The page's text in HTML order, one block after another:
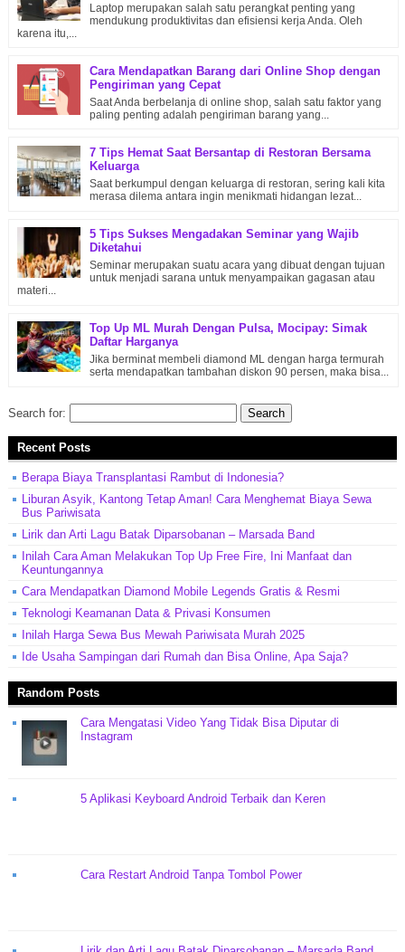
Laptop merupakan salah satu perangkat penting yang
mendukung produktivitas dan efisiensi kerja Anda. Oleh
karena itu,...
Cara Mendapatkan Barang dari Online Shop dengan
Pengiriman yang Cepat
Saat Anda berbelanja di online shop, salah satu faktor yang
paling penting adalah pengiriman barang yang...
7 Tips Hemat Saat Bersantap di Restoran Bersama
Keluarga
Saat berkumpul dengan keluarga di restoran, sering kali kita
merasa dilema antara ingin menikmati hidangan lezat...
5 Tips Sukses Mengadakan Seminar yang Wajib
Diketahui
Seminar merupakan suatu acara yang dibuat dengan tujuan
untuk menjadi sarana untuk menyampaikan gagasan atau
materi...
Top Up ML Murah Dengan Pulsa, Mocipay: Simak
Daftar Harganya
Jika berminat membeli diamond ML dengan harga termurah
serta mendapatkan tambahan diskon 90 persen, maka bisa...
Search for:
Recent Posts
Berapa Biaya Transplantasi Rambut di Indonesia?
Liburan Asyik, Kantong Tetap Aman! Cara Menghemat Biaya Sewa
Bus Pariwisata
Lirik dan Arti Lagu Batak Diparsobanan – Marsada Band
Inilah Cara Aman Melakukan Top Up Free Fire, Ini Manfaat dan
Keuntungannya
Cara Mendapatkan Diamond Mobile Legends Gratis & Resmi
Teknologi Keamanan Data & Privasi Konsumen
Inilah Harga Sewa Bus Mewah Pariwisata Murah 2025
Ide Usaha Sampingan dari Rumah dan Bisa Online, Apa Saja?
Random Posts
Cara Mengatasi Video Yang Tidak Bisa Diputar di
Instagram
5 Aplikasi Keyboard Android Terbaik dan Keren
Cara Restart Android Tanpa Tombol Power